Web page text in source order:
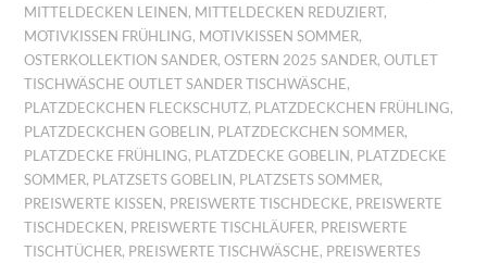
MITTELDECKEN LEINEN , MITTELDECKEN REDUZIERT,
MOTIVKISSEN FRÜHLING, MOTIVKISSEN SOMMER,
OSTERKOLLEKTION SANDER,OSTERN 2025 SANDER,OUTLET
TISCHWÄSCHE OUTLET SANDER TISCHWÄSCHE,
PLATZDECKCHEN FLECKSCHUTZ, PLATZDECKCHEN FRÜHLING,
PLATZDECKCHEN GOBELIN , PLATZDECKCHEN SOMMER,
PLATZDECKE FRÜHLING, PLATZDECKE GOBELIN , PLATZDECKE
SOMMER, PLATZSETS GOBELIN , PLATZSETS SOMMER,
PREISWERTE KISSEN , PREISWERTE TISCHDECKE, PREISWERTE
TISCHDECKEN , PREISWERTE TISCHLÄUFER, PREISWERTE
TISCHTÜCHER, PREISWERTE TISCHWÄSCHE, PREISWERTES